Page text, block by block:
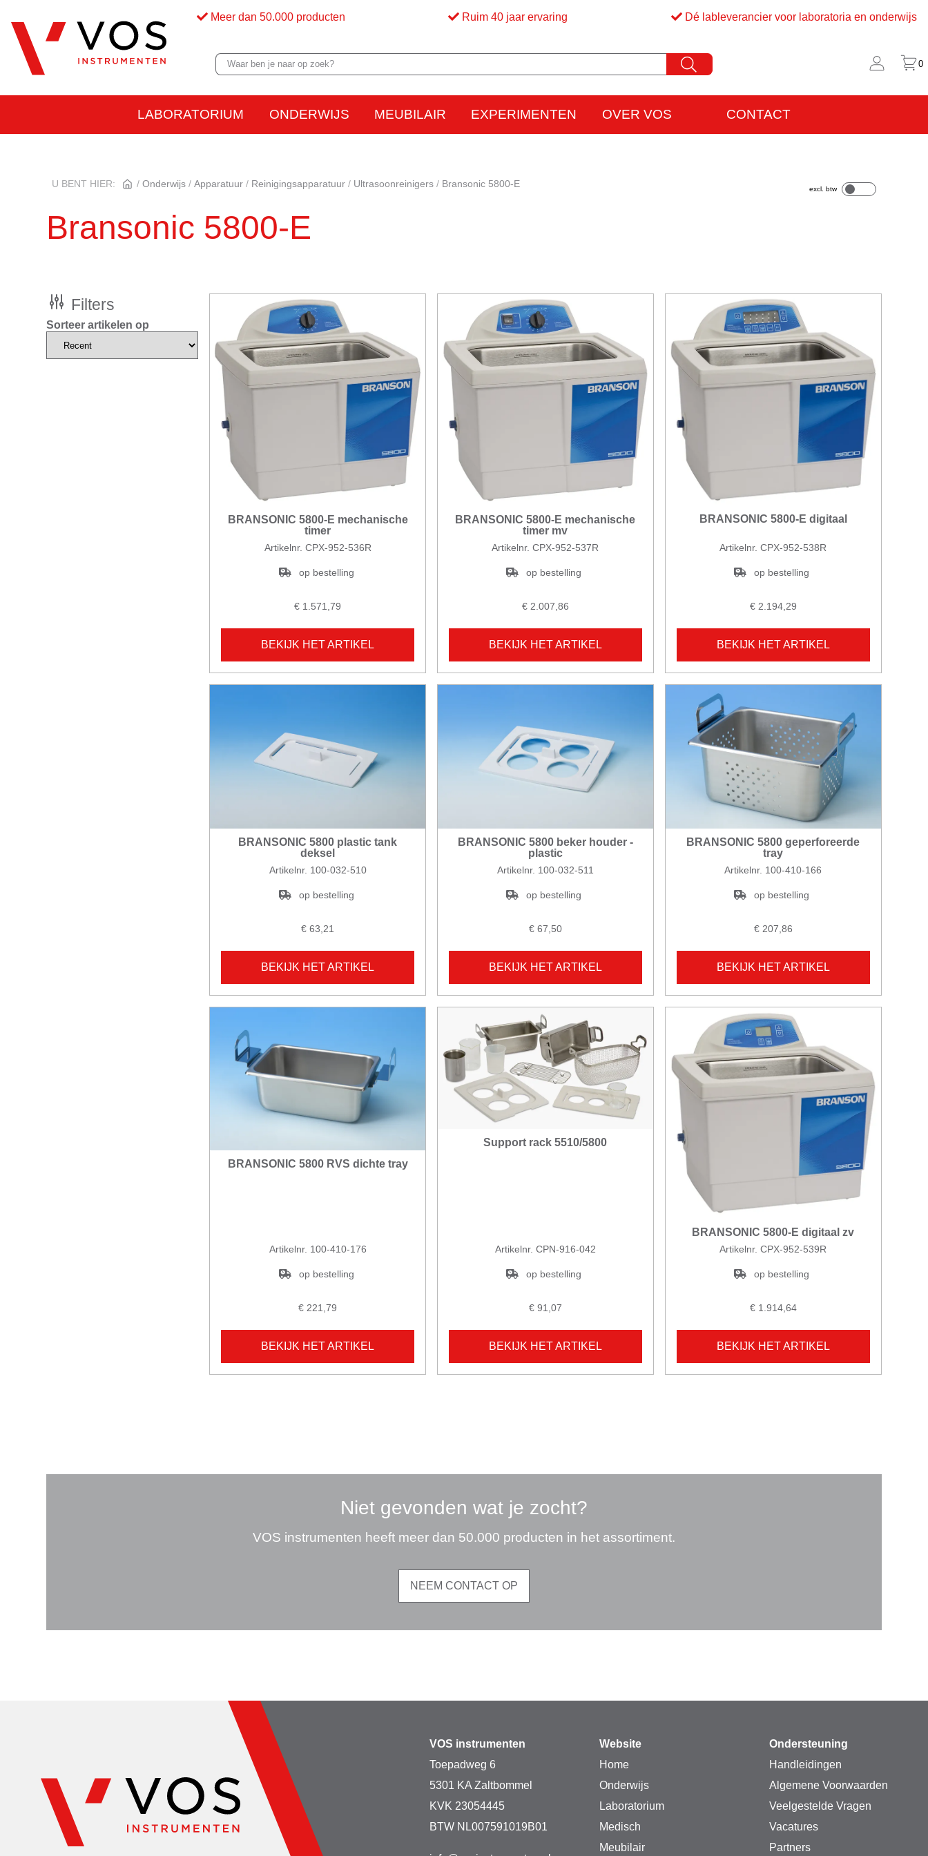
Meer dan 50.000 producten Ruim 40 jaar ervaring Dé lableverancier voor laboratoria en onderwijs
0
LABORATORIUM ONDERWIJS MEUBILAIR EXPERIMENTEN OVER VOS CONTACT
U BENT HIER: Onderwijs Apparatuur Reinigingsapparatuur Ultrasoonreinigers Bransonic 5800-E
Bransonic 5800-E
Filters
Sorteer artikelen op
BRANSONIC 5800-E mechanische
timer
Artikelnr. CPX-952-536R
op bestelling
€ 1.571,79
BEKIJK HET ARTIKEL
BRANSONIC 5800-E mechanische
timer mv
Artikelnr. CPX-952-537R
op bestelling
€ 2.007,86
BEKIJK HET ARTIKEL
BRANSONIC 5800-E digitaal
Artikelnr. CPX-952-538R
op bestelling
€ 2.194,29
BEKIJK HET ARTIKEL
BRANSONIC 5800 plastic tank
deksel
Artikelnr. 100-032-510
op bestelling
€ 63,21
BEKIJK HET ARTIKEL
BRANSONIC 5800 beker houder -
plastic
Artikelnr. 100-032-511
op bestelling
€ 67,50
BEKIJK HET ARTIKEL
BRANSONIC 5800 geperforeerde
tray
Artikelnr. 100-410-166
op bestelling
€ 207,86
BEKIJK HET ARTIKEL
BRANSONIC 5800 RVS dichte tray
Artikelnr. 100-410-176
op bestelling
€ 221,79
BEKIJK HET ARTIKEL
Support rack 5510/5800
Artikelnr. CPN-916-042
op bestelling
€ 91,07
BEKIJK HET ARTIKEL
BRANSONIC 5800-E digitaal zv
Artikelnr. CPX-952-539R
op bestelling
€ 1.914,64
BEKIJK HET ARTIKEL
Niet gevonden wat je zocht?
VOS instrumenten heeft meer dan 50.000 producten in het assortiment.
NEEM CONTACT OP
VOS instrumenten
Toepadweg 6
5301 KA Zaltbommel
KVK 23054445
BTW NL007591019B01
Website
Home
Onderwijs
Laboratorium
Medisch
Meubilair
Ondersteuning
Handleidingen
Algemene Voorwaarden
Veelgestelde Vragen
Vacatures
Partners